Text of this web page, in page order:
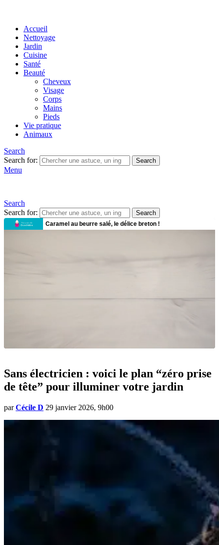
Accueil
Nettoyage
Jardin
Cuisine
Santé
Beauté
Cheveux
Visage
Corps
Mains
Pieds
Vie pratique
Animaux
Search
Search for:
Search
Menu
Search
Search for:
Search
Sans électricien : voici le plan “zéro prise
de tête” pour illuminer votre jardin
par Cécile D 29 janvier 2026, 9h00